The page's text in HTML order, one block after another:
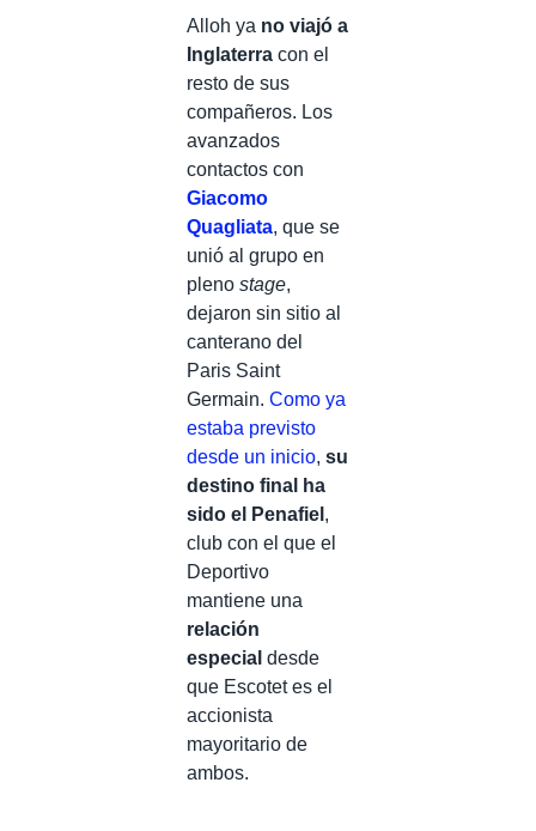
Alloh ya no viajó a
Inglaterra con el
resto de sus
compañeros. Los
avanzados
contactos con
Giacomo
Quagliata, que se
unió al grupo en
pleno stage,
dejaron sin sitio al
canterano del
Paris Saint
Germain. Como ya
estaba previsto
desde un inicio, su
destino final ha
sido el Penafiel ,
club con el que el
Deportivo
mantiene una
relación
especial desde
que Escotet es el
accionista
mayoritario de
ambos.